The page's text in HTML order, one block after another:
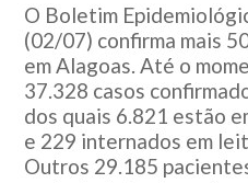
O Boletim
(02/07) confirma mais
em Alagoas. Até o
37.328 casos
dos quais 6.821 estão
e 229 internados em
Outros 29.185